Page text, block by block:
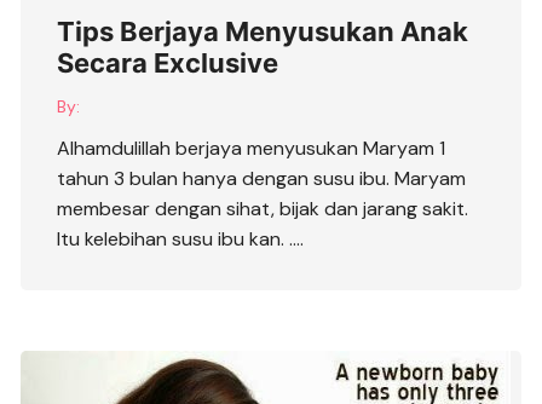
Tips Berjaya Menyusukan Anak
Secara Exclusive
By:
Alhamdulillah berjaya menyusukan Maryam 1
tahun 3 bulan hanya dengan susu ibu. Maryam
membesar dengan sihat, bijak dan jarang sakit.
Itu kelebihan susu ibu kan. ….